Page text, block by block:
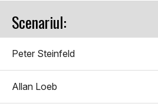
Scenariul:
Peter Steinfeld
Allan Loeb